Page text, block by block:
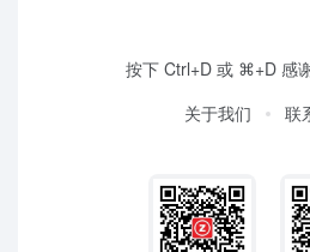
按下 Ctrl+D 或 ⌘+D 感
关于我们
联